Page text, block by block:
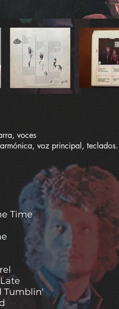
voces
voz principal, teclados
Time
Tumblin'